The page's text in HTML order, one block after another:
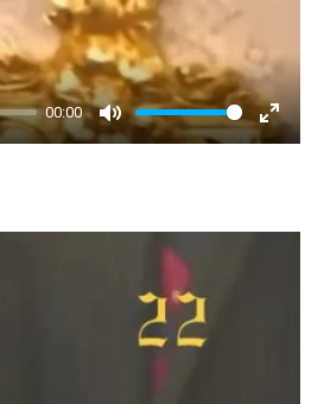
00:00
Mute
Enter